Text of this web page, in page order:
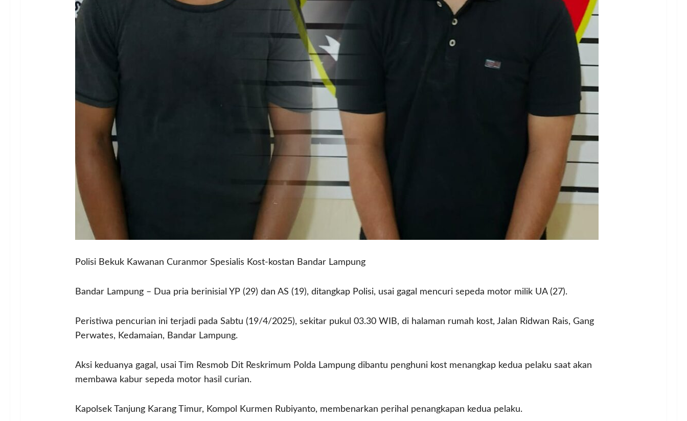
Polisi Bekuk Kawanan Curanmor Spesialis Kost-kostan Bandar Lampung
Bandar Lampung – Dua pria berinisial YP (29) dan AS (19), ditangkap Polisi, usai gagal mencuri sepeda motor milik UA (27).
Peristiwa pencurian ini terjadi pada Sabtu (19/4/2025), sekitar pukul 03.30 WIB, di halaman rumah kost, Jalan Ridwan Rais, Gang
Perwates, Kedamaian, Bandar Lampung.
Aksi keduanya gagal, usai Tim Resmob Dit Reskrimum Polda Lampung dibantu penghuni kost menangkap kedua pelaku saat akan
membawa kabur sepeda motor hasil curian.
Kapolsek Tanjung Karang Timur, Kompol Kurmen Rubiyanto, membenarkan perihal penangkapan kedua pelaku.